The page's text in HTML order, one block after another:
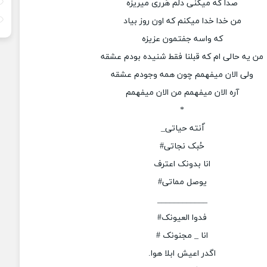
صدا که میکنی دلم هُرری میریزه
من خدا خدا میکنم که اون روز بیاد
که واسه جفتمون عزیزه
من یه حالی ام که قبلنا فقط شنیده بودم عشقه
ولی الان میفهمم چون همه وجودم عشقه
آره الان میفهمم من الان میفهمم
*
ًأنته حیاتی_
حُبک نجاتی#
انا بدونک اعترف
یوصل مماتی#
____________
فدوا العیونک#
انا _ مجنونک #
اگدر اعیش ابلا هوا.